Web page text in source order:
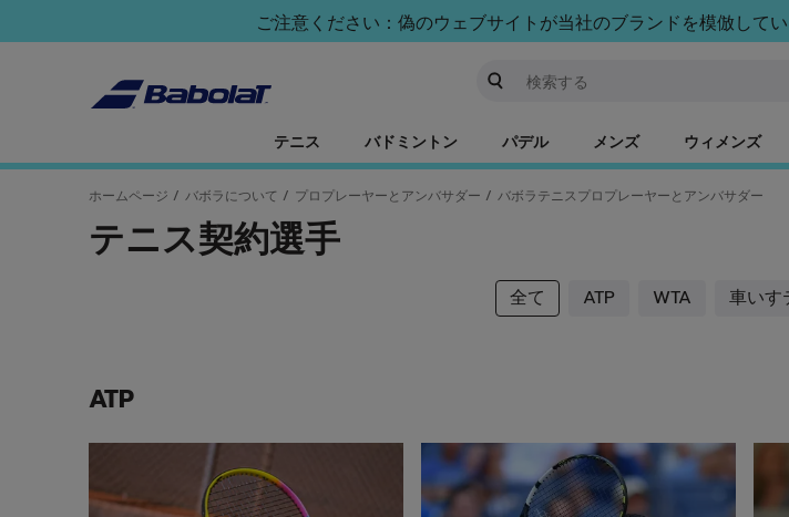
ご注意ください：偽のウェブサイトが当社のブランドを模倣して
テニス バドミントン パデル メンズ ウィメンズ
ホームページ / バボラについて / プロプレーヤーとアンバサダー / バボラテニスプロプレーヤーとアンバサダー
テニス契約選手
全て ATP WTA 車いす
ATP
ラファエル・ナダル カルロス・アルカラス フ